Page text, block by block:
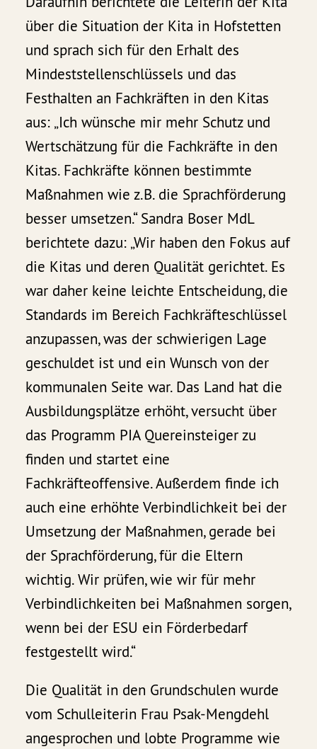
über die Situation der Kita in Hofstetten
und sprach sich für den Erhalt des
Mindeststellenschlüssels und das
Festhalten an Fachkräften in den Kitas
aus: „Ich wünsche mir mehr Schutz und
Wertschätzung für die Fachkräfte in den
Kitas. Fachkräfte können bestimmte
Maßnahmen wie z.B. die Sprachförderung
besser umsetzen.“ Sandra Boser MdL
berichtete dazu: „Wir haben den Fokus auf
die Kitas und deren Qualität gerichtet. Es
war daher keine leichte Entscheidung, die
Standards im Bereich Fachkräfteschlüssel
anzupassen, was der schwierigen Lage
geschuldet ist und ein Wunsch von der
kommunalen Seite war. Das Land hat die
Ausbildungsplätze erhöht, versucht über
das Programm PIA Quereinsteiger zu
finden und startet eine
Fachkräfteoffensive. Außerdem finde ich
auch eine erhöhte Verbindlichkeit bei der
Umsetzung der Maßnahmen, gerade bei
der Sprachförderung, für die Eltern
wichtig. Wir prüfen, wie wir für mehr
Verbindlichkeiten bei Maßnahmen sorgen,
wenn bei der ESU ein Förderbedarf
festgestellt wird.“
Die Qualität in den Grundschulen wurde
vom Schulleiterin Frau Psak-Mengdehl
angesprochen und lobte Programme wie